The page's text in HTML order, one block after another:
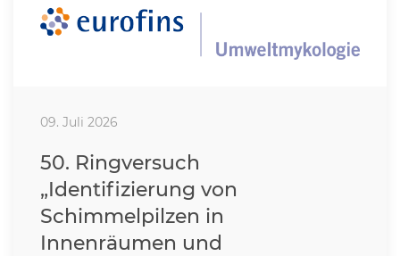
09. Juli 2026
50. Ringversuch
„Identifizierung von
Schimmelpilzen in
Innenräumen und